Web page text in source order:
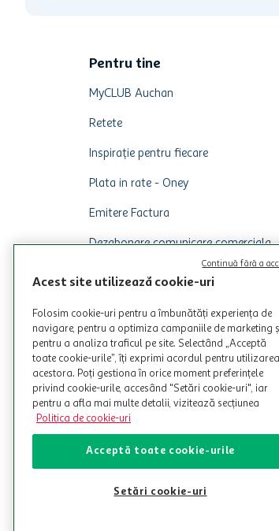
Pentru tine
MyCLUB Auchan
Retete
Inspirație pentru fiecare
Plata in rate - Oney
Emitere Factura
Dezabonare comunicare comerciala
Acest site utilizează cookie-uri
Folosim cookie-uri pentru a îmbunătăți experiența de
navigare, pentru a optimiza campaniile de marketing
pentru a analiza traficul pe site. Selectând „Acceptă
toate cookie-urile”, îți exprimi acordul pentru utilizarea
acestora. Poți gestiona în orice moment preferințele
privind cookie-urile, accesând "Setări cookie-uri", iar
pentru a afla mai multe detalii, vizitează secțiunea
Politica de cookie-uri
Acceptă toate cookie-urile
Setări cookie-uri
Continuă fără a